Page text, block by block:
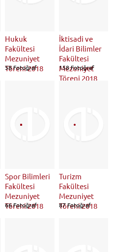
Hukuk
Fakültesi
Mezuniyet
Töreni 2018
58 Fotoğraf
İktisadi ve
İdari Bilimler
Fakültesi
Mezuniyet
Töreni 2018
158 Fotoğraf
Spor Bilimleri
Fakültesi
Mezuniyet
Töreni 2018
66 Fotoğraf
Turizm
Fakültesi
Mezuniyet
Töreni 2018
87 Fotoğraf